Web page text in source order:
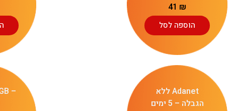
41 ₪
הוספה לסל
Adanet ללא
הגבלה – 5 ימים
–